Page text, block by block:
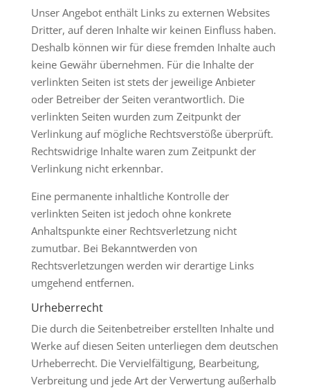
Unser Angebot enthält Links zu externen Websites
Dritter, auf deren Inhalte wir keinen Einfluss haben.
Deshalb können wir für diese fremden Inhalte auch
keine Gewähr übernehmen. Für die Inhalte der
verlinkten Seiten ist stets der jeweilige Anbieter
oder Betreiber der Seiten verantwortlich. Die
verlinkten Seiten wurden zum Zeitpunkt der
Verlinkung auf mögliche Rechtsverstöße überprüft.
Rechtswidrige Inhalte waren zum Zeitpunkt der
Verlinkung nicht erkennbar.
Eine permanente inhaltliche Kontrolle der
verlinkten Seiten ist jedoch ohne konkrete
Anhaltspunkte einer Rechtsverletzung nicht
zumutbar. Bei Bekanntwerden von
Rechtsverletzungen werden wir derartige Links
umgehend entfernen.
Urheberrecht
Die durch die Seitenbetreiber erstellten Inhalte und
Werke auf diesen Seiten unterliegen dem deutschen
Urheberrecht. Die Vervielfältigung, Bearbeitung,
Verbreitung und jede Art der Verwertung außerhalb